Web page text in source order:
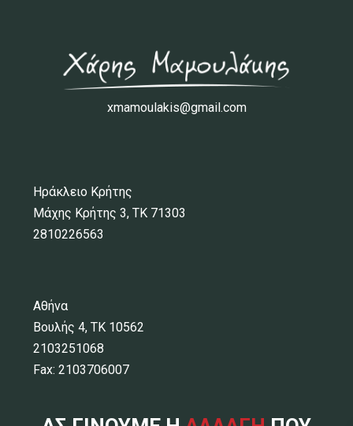
xmamoulakis@gmail.com
Ηράκλειο Κρήτης
Μάχης Κρήτης 3, ΤΚ 71303
2810226563
Αθήνα
Βουλής 4, ΤΚ 10562
2103251068
Fax: 2103706007